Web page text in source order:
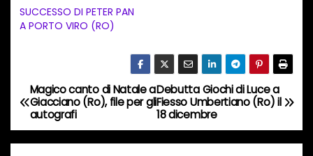
e
n
i
n
c
o
SUCCESSO DI PETER PAN
A PORTO VIRO (RO)
N
a
Debutta Giochi di Luce a
Fiesso Umbertiano (Ro) il
18 dicembre
Magico canto di Natale a
Giacciano (Ro), file per gli
autografi